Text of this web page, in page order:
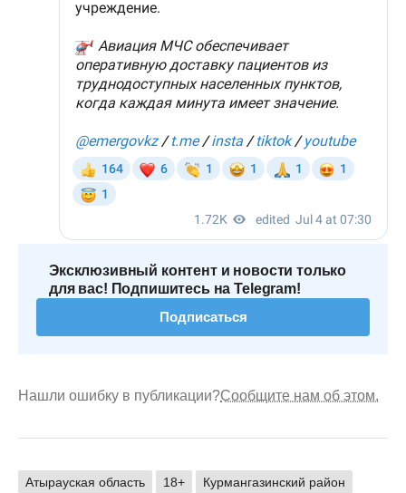
Эксклюзивный контент и новости только
для вас! Подпишитесь на Telegram!
Подписаться
Нашли ошибку в публикации?Сообщите нам об этом.
Атырауская область 18+ Курмангазинский район